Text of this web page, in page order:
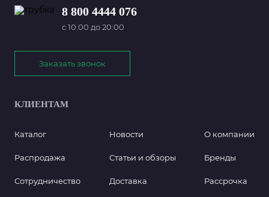
8 800 4444 076
с 10:00 до 20:00
Заказать звонок
КЛИЕНТАМ
Каталог
Распродажа
Сотрудничество
Новости
Статьи и обзоры
Доставка
О компании
Бренды
Рассрочка